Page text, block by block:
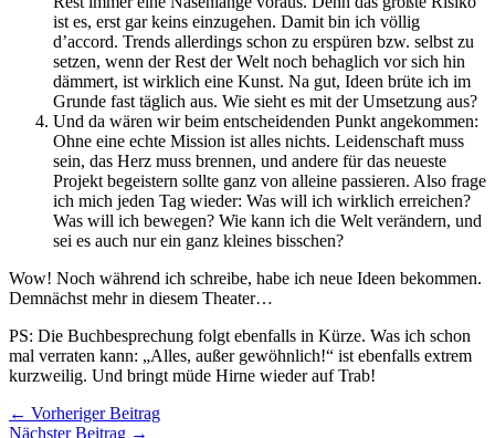
ist es, erst gar keins einzugehen. Damit bin ich völlig
d’accord. Trends allerdings schon zu erspüren bzw. selbst zu
setzen, wenn der Rest der Welt noch behaglich vor sich hin
dämmert, ist wirklich eine Kunst. Na gut, Ideen brüte ich im
Grunde fast täglich aus. Wie sieht es mit der Umsetzung aus?
Und da wären wir beim entscheidenden Punkt angekommen:
Ohne eine echte Mission ist alles nichts. Leidenschaft muss
sein, das Herz muss brennen, und andere für das neueste
Projekt begeistern sollte ganz von alleine passieren. Also frage
ich mich jeden Tag wieder: Was will ich wirklich erreichen?
Was will ich bewegen? Wie kann ich die Welt verändern, und
sei es auch nur ein ganz kleines bisschen?
Wow! Noch während ich schreibe, habe ich neue Ideen bekommen.
Demnächst mehr in diesem Theater…
PS: Die Buchbesprechung folgt ebenfalls in Kürze. Was ich schon
mal verraten kann: „Alles, außer gewöhnlich!“ ist ebenfalls extrem
kurzweilig. Und bringt müde Hirne wieder auf Trab!
← Vorheriger Beitrag
Nächster Beitrag →